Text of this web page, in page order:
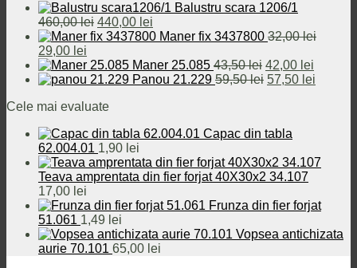
Balustru scara 1206/1
460,00lei Prețul
inițial
fost:
460,00 lei.
440,00 lei
curent
440,00 lei.
Maner fix 3437800 32,00lei
Prețul
inițial
a
32,00 lei.
29,00 lei
curent
este:
Maner 25.085 43,50lei Prețul
inițial
42,00 lei
curent
Panou 21.229 59,50lei Prețul
59,50 lei.
57,50 lei
Cele mai evaluate
Capac din tabla
62.004.01 1,90 lei
Teava amprentata din fier forjat 40X30x2 34.107
17,00 lei
Frunza din fier forjat
51.061 1,49 lei
Vopsea antichizata
aurie 70.101 65,00 lei